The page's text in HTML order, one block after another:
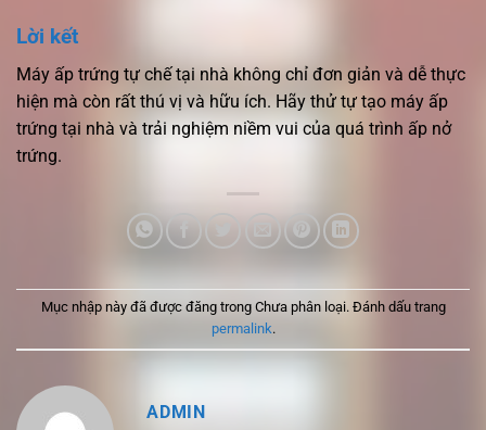
Lời kết
Máy ấp trứng tự chế tại nhà không chỉ đơn giản và dễ thực
hiện mà còn rất thú vị và hữu ích. Hãy thử tự tạo máy ấp
trứng tại nhà và trải nghiệm niềm vui của quá trình ấp nở
trứng.
Mục nhập này đã được đăng trong Chưa phân loại. Đánh dấu trang
permalink.
ADMIN